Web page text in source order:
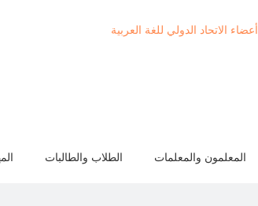
أعضاء الاتحاد الدولي للغة العربية
المعلمون والمعلمات الطلاب والطالبات